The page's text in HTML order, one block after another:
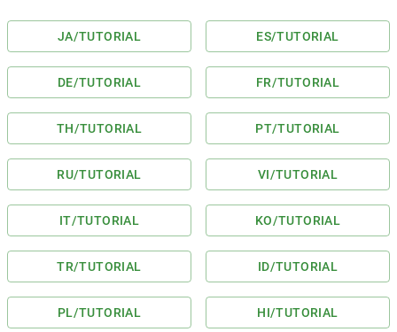
JA/TUTORIAL ES/TUTORIAL
DE/TUTORIAL FR/TUTORIAL
TH/TUTORIAL PT/TUTORIAL
RU/TUTORIAL VI/TUTORIAL
IT/TUTORIAL KO/TUTORIAL
TR/TUTORIAL ID/TUTORIAL
PL/TUTORIAL HI/TUTORIAL